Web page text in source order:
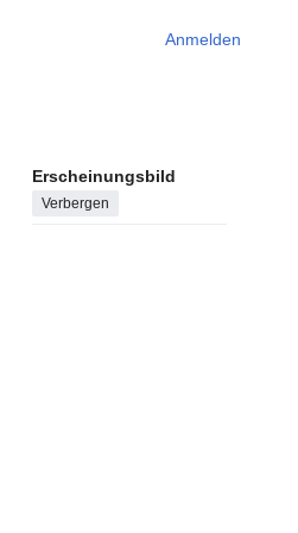
Anmelden
Erscheinungsbild
Verbergen